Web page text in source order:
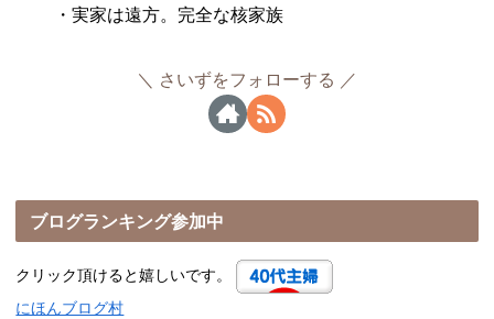
・実家は遠方。完全な核家族
さいずをフォローする
ブログランキング参加中
クリック頂けると嬉しいです。
にほんブログ村